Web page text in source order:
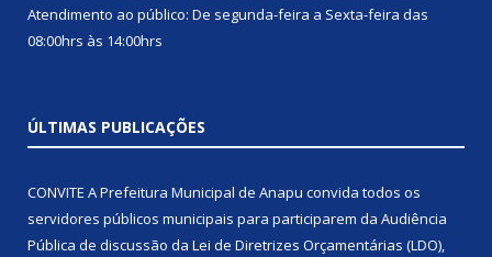
Atendimento ao público: De segunda-feira a Sexta-feira das
08:00hrs às 14:00hrs
ÚLTIMAS PUBLICAÇÕES
CONVITE A Prefeitura Municipal de Anapu convida todos os
servidores públicos municipais para participarem da Audiência
Pública de discussão da Lei de Diretrizes Orçamentárias (LDO),